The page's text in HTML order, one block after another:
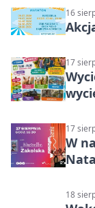
16
17
17
W
18